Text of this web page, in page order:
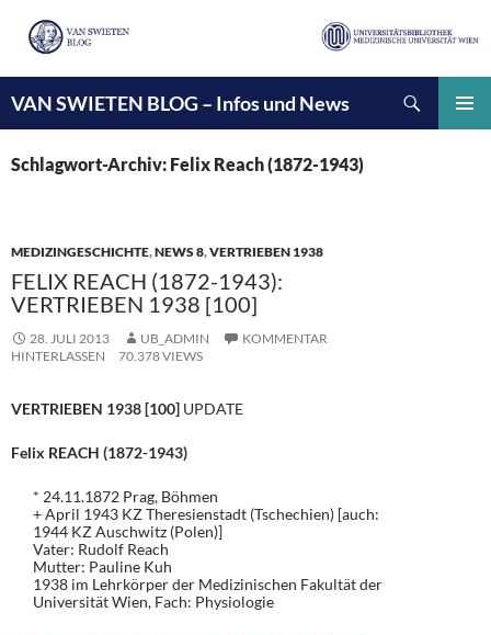
VAN SWIETEN BLOG – Infos und News
INHALT
SPRINGEN
Schlagwort-Archiv: Felix Reach (1872-1943)
MEDIZINGESCHICHTE,NEWS 8,VERTRIEBEN 1938
FELIX REACH (1872-1943):
VERTRIEBEN 1938 [100]
28. JULI 2013 UB_ADMIN
KOMMENTAR
HINTERLASSEN
70.378 VIEWS
VERTRIEBEN 1938 [100] UPDATE
Felix REACH (1872-1943)
* 24.11.1872 Prag, Böhmen
+ April 1943 KZ Theresienstadt (Tschechien) [auch:
1944 KZ Auschwitz (Polen)]
Vater: Rudolf Reach
Mutter: Pauline Kuh
1938 im Lehrkörper der Medizinischen Fakultät der
Universität Wien, Fach: Physiologie